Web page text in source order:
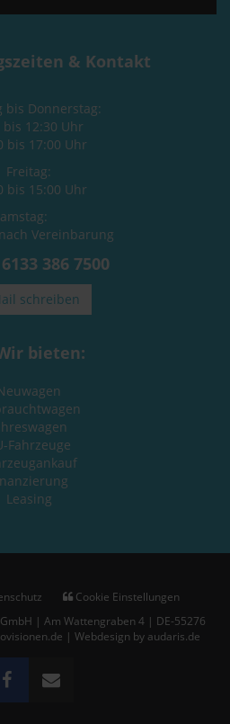
& Kontakt
bis Donnerstag:
bis 12:30 Uhr
bis 17:00 Uhr
Freitag:
bis 15:00 Uhr
Vereinbarung
386 7500
schreiben
bieten:
Fahrzeuge
Leasing
Cookie Einstellungen
| Am Wattengraben 4 | DE-55276
| Webdesign by audaris.de